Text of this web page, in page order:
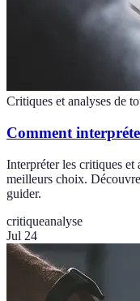
Critiques et analyses de
Comment
Interpréter les critiques et
meilleurs choix.
guider.
critiqueanalyse
Jul 24